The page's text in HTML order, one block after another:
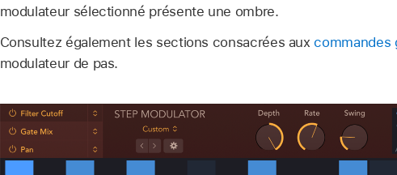
modulateur sélectionné présente une ombre.
Consultez également les sections consacrées auxcommandes
modulateur de pas.